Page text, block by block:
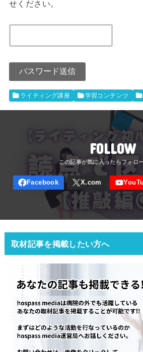
せください。
ライティング講座 学習コンテンツ
FOLLOW
取材記事を掲載したい方へ